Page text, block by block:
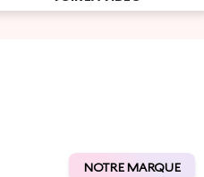
NOTRE MARQUE